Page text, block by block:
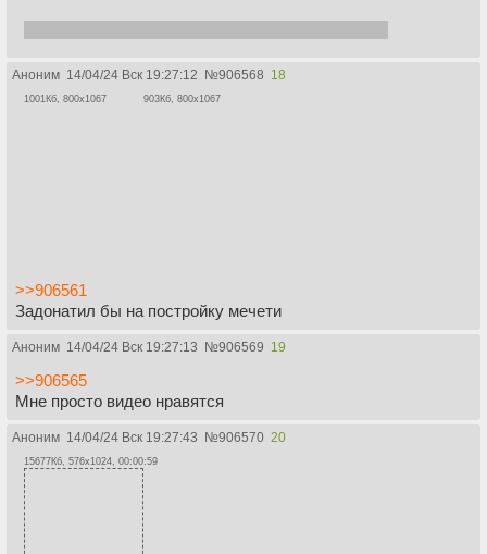
Аноним 14/04/24 Вск 19:27:12 №906568 18
1001Кб, 800x1067 903Кб, 800x1067
>>906561
Задонатил бы на постройку мечети
Аноним 14/04/24 Вск 19:27:13 №906569 19
>>906565
Мне просто видео нравятся
Аноним 14/04/24 Вск 19:27:43 №906570 20
15677Кб, 576x1024, 00:00:59